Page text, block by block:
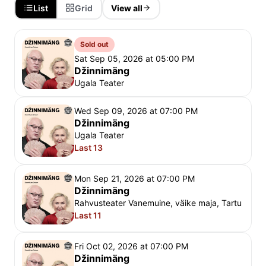
jäävad sügavalt varjatuks.“ Näidendi esmalavastus
mängisid džinni Lisl Lindau ja Kaljo Kiisk.
Esietendus Ugala teatri väikeses saalis 1.02.2025
broneerimine: kassa@ugala.ee
List Grid View all
Sold out
Sat Sep 05, 2026 at 05:00 PM
Džinnimäng
Ugala Teater
Wed Sep 09, 2026 at 07:00 PM
Džinnimäng
Ugala Teater
Last 13
Mon Sep 21, 2026 at 07:00 PM
Džinnimäng
Rahvusteater Vanemuine, väike maja, Tartu
Last 11
Fri Oct 02, 2026 at 07:00 PM
Džinnimäng